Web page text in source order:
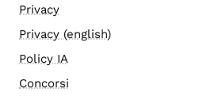
Privacy
Privacy (english)
Policy IA
Concorsi